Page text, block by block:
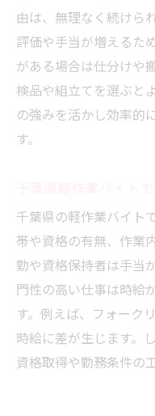
由は、無理なく続けら
評価や手当が増えるた
がある場合は仕分けや
検品や組立てを選ぶと
の強みを活かし効率的
す。
千葉県の軽作業バイト
帯や資格の有無、作業
勤や資格保持者は手当
門性の高い仕事は時給
す。例えば、フォーク
時給に差が生じます。
資格取得や勤務条件の